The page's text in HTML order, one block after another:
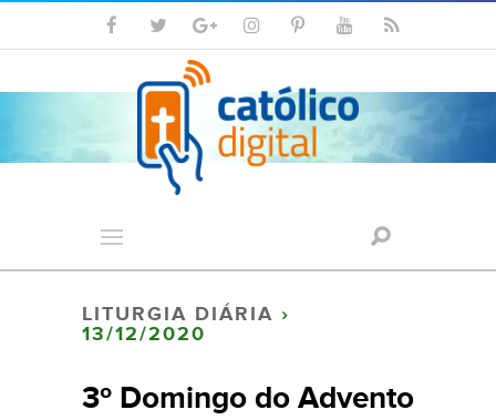
LITURGIA DIÁRIA ›
13/12/2020
3º Domingo do Advento